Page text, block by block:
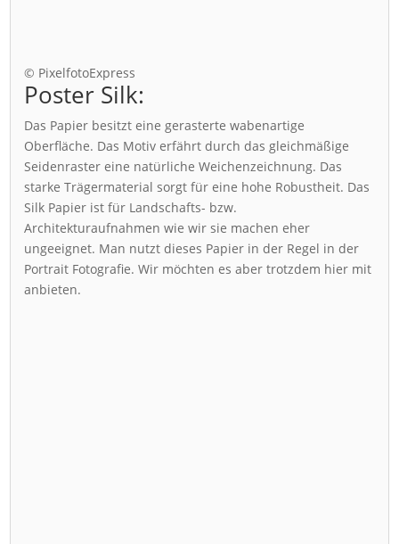
© PixelfotoExpress
Poster Silk:
Das Papier besitzt eine gerasterte wabenartige
Oberfläche. Das Motiv erfährt durch das gleichmäßige
Seidenraster eine natürliche Weichenzeichnung. Das
starke Trägermaterial sorgt für eine hohe Robustheit. Das
Silk Papier ist für Landschafts- bzw.
Architekturaufnahmen wie wir sie machen eher
ungeeignet. Man nutzt dieses Papier in der Regel in der
Portrait Fotografie. Wir möchten es aber trotzdem hier mit
anbieten.